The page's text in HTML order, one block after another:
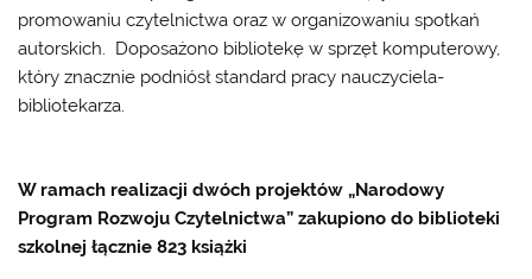
promowaniu czytelnictwa oraz w organizowaniu spotkań
autorskich. Doposażono bibliotekę w sprzęt komputerowy,
który znacznie podniósł standard pracy nauczyciela-
bibliotekarza.
W ramach realizacji dwóch projektów „Narodowy
Program Rozwoju Czytelnictwa” zakupiono do biblioteki
szkolnej łącznie 823 książki